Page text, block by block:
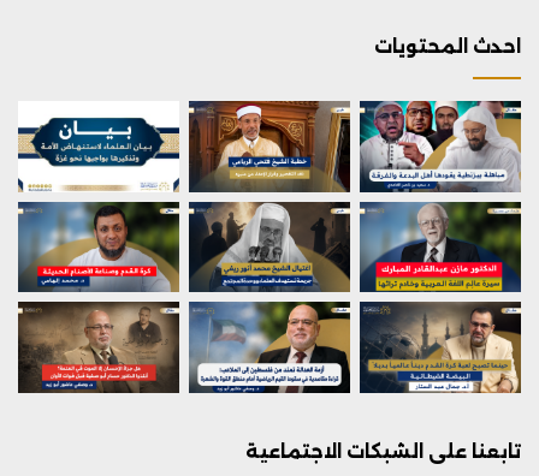
احدث المحتويات
تابعنا على الشبكات الاجتماعية